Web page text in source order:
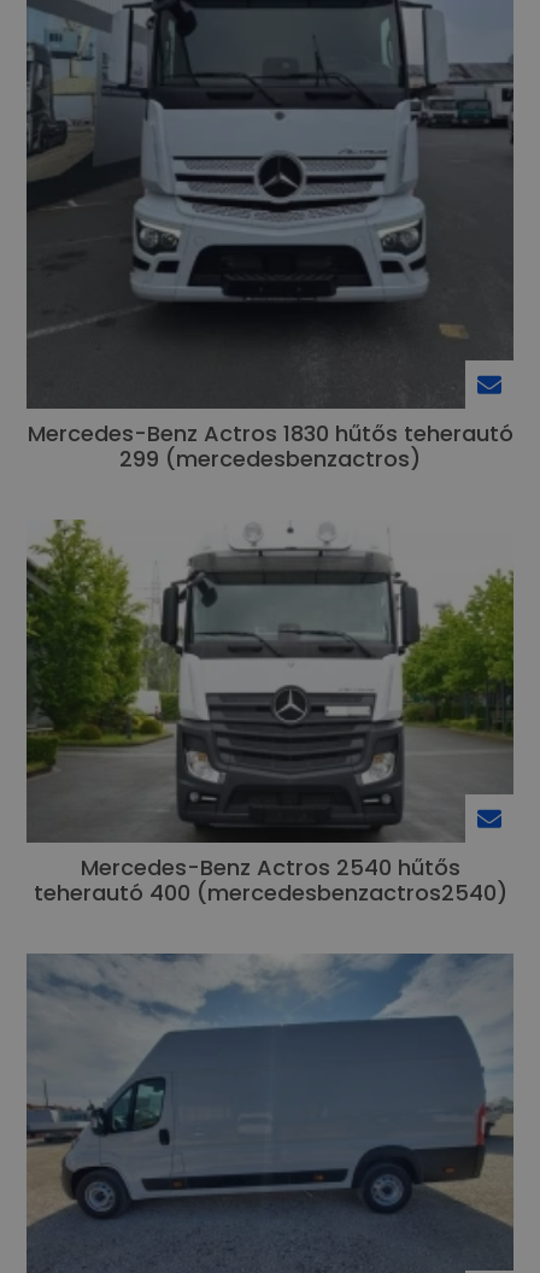
Mercedes-Benz Actros 1830 hűtős teherautó
299 (mercedesbenzactros)
Mercedes-Benz Actros 2540 hűtős
teherautó 400 (mercedesbenzactros2540)